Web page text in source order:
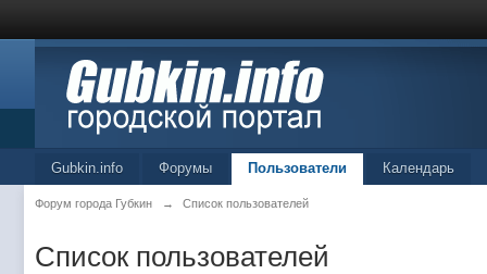
Gubkin.info Форумы Пользователи Календарь
Форум города Губкин → Список пользователей
Список пользователей